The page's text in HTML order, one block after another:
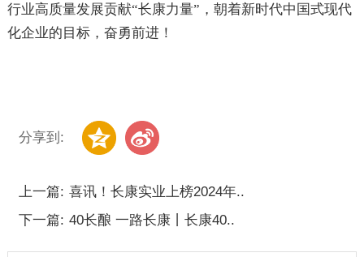
行业高质量发展贡献“长康力量”，朝着新时代中国式现代
化企业的目标，奋勇前进！
分享到:
上一篇: 喜讯！长康实业上榜2024年..
下一篇: 40长酿 一路长康丨长康40..